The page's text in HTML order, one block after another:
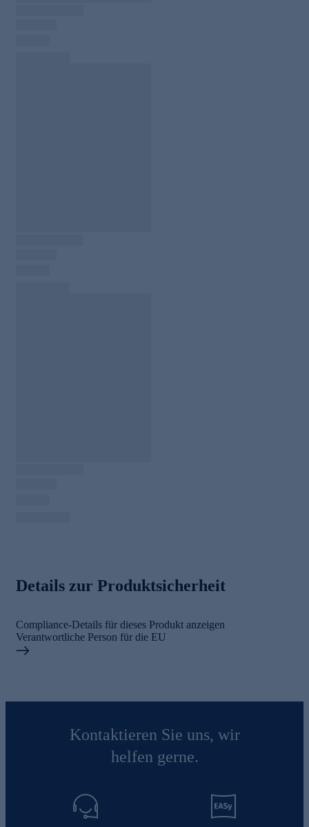
Details zur Produktsicherheit
Compliance-Details für dieses Produkt anzeigen
Verantwortliche Person für die EU
Kontaktieren Sie uns, wir
helfen gerne.